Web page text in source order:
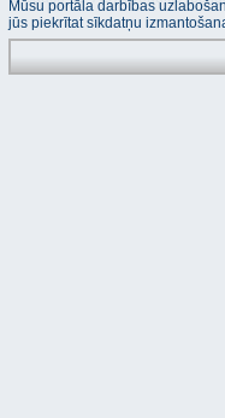
Mūsu portāla darbības
jūs piekrītat sīkdatņu